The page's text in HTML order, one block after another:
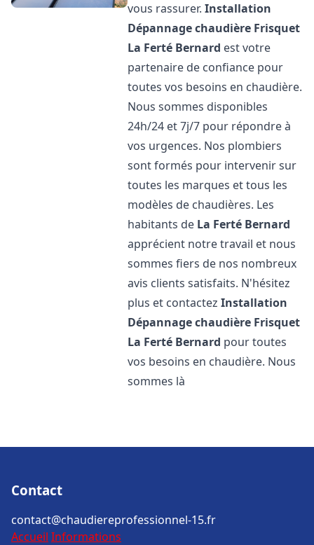
vous rassurer.Installation
Dépannage chaudière Frisquet
La Ferté Bernard est votre
partenaire de confiance pour
toutes vos besoins en chaudière.
Nous sommes disponibles
24h/24 et 7j/7 pour répondre à
vos urgences. Nos plombiers
sont formés pour intervenir sur
toutes les marques et tous les
modèles de chaudières. Les
habitants de La Ferté Bernard
apprécient notre travail et nous
sommes fiers de nos nombreux
avis clients satisfaits. N'hésitez
plus et contactezInstallation
Dépannage chaudière Frisquet
La Ferté Bernard pour toutes
vos besoins en chaudière. Nous
sommes là
Contact
contact@chaudiereprofessionnel-15.fr
Accueil Informations